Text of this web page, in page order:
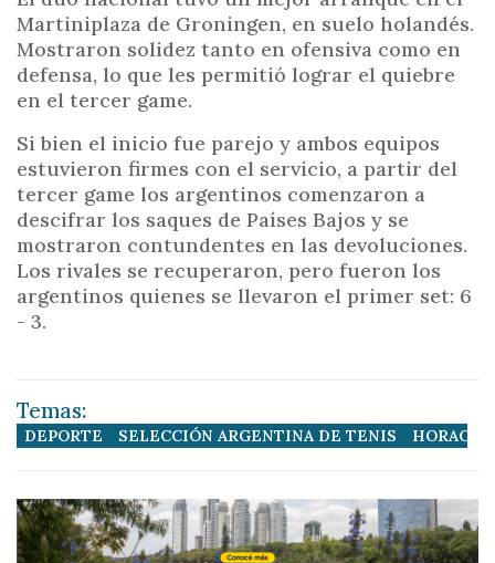
Martiniplaza de Groningen, en suelo holandés.
Mostraron solidez tanto en ofensiva como en
defensa, lo que les permitió lograr el quiebre
en el tercer game.
Si bien el inicio fue parejo y ambos equipos
estuvieron firmes con el servicio, a partir del
tercer game los argentinos comenzaron a
descifrar los saques de Países Bajos y se
mostraron contundentes en las devoluciones.
Los rivales se recuperaron, pero fueron los
argentinos quienes se llevaron el primer set: 6
- 3.
Temas:
DEPORTE SELECCIÓN ARGENTINA DE TENIS HORACIO